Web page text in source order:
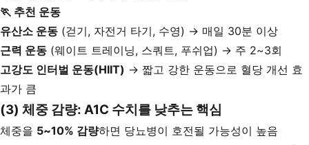
🏃 추천 운동
유산소 운동 (걷기, 자전거 타기, 수영) → 매일 30분 이상
근력 운동 (웨이트 트레이닝, 스쿼트, 푸쉬업) → 주 2~3회
고강도 인터벌 운동(HIIT) → 짧고 강한 운동으로 혈당 개선 효
과가 큼
(3) 체중 감량: A1C 수치를 낮추는 핵심
체중을 5~10% 감량하면 당뇨병이 호전될 가능성이 높음